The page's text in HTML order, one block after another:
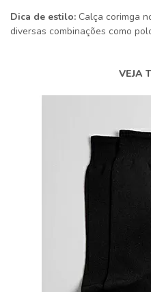
Dica de estilo: Calça corimga
diversas combinações como
VEJA